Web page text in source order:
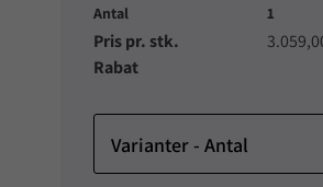
Antal
Pris pr. stk.
Rabat
1
Varianter - Antal